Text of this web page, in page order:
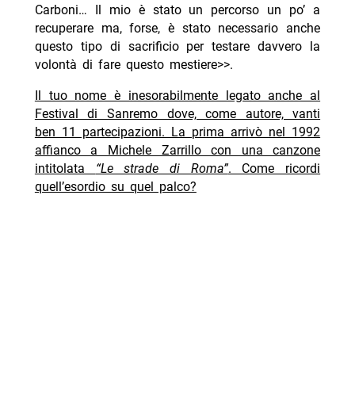
Carboni… Il mio è stato un percorso un po’ a
recuperare ma, forse, è stato necessario anche
questo tipo di sacrificio per testare davvero la
volontà di fare questo mestiere>>.
Il tuo nome è inesorabilmente legato anche al
Festival di Sanremo dove, come autore, vanti
ben 11 partecipazioni. La prima arrivò nel 1992
affianco a Michele Zarrillo con una canzone
intitolata “Le strade di Roma”. Come ricordi
quell’esordio su quel palco?